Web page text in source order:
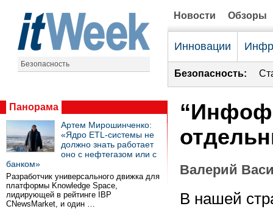
Безопасность
Новости Обзоры
Инновации
Безопасность:
Панорама
Артем Мирошинченко:
«Ядро ETL-системы не
должно знать работает
оно с нефтегазом или с
банком»
Разработчик универсального движка для
платформы Knowledge Space,
лидирующей в рейтинге IBP
CNewsMarket, и один …
Валерий
В нашей